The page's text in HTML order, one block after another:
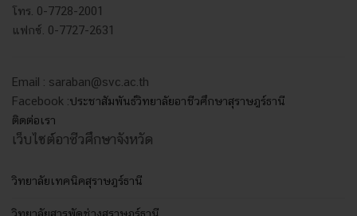
โทร. 0-7728-2001
แฟกซ์. 0-7727-2631
Email : saraban@svc.ac.th
Facebook :ประชาสัมพันธ์วิทยาลัยอาชีวศึกษาสุราษฎร์ธานี
ติดต่อเรา
เว็บไซต์อาชีวศึกษาจังหวัด
วิทยาลัยเทคนิคสุราษฎร์ธานี